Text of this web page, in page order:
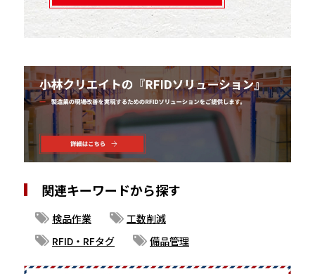
関連キーワードから探す
検品作業
工数削減
RFID・RFタグ
備品管理